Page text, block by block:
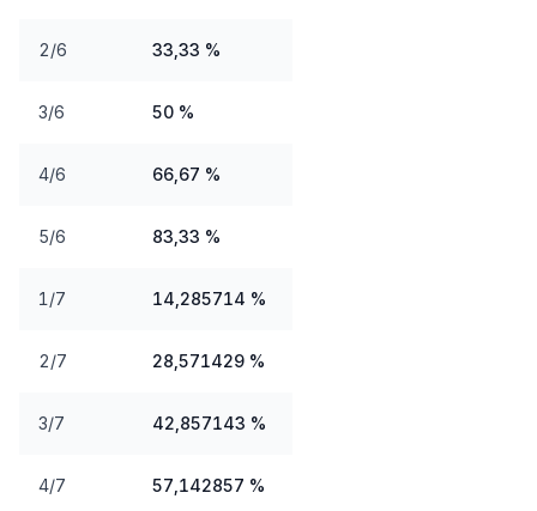
2/6 33,33 %
3/6 50 %
4/6 66,67 %
5/6 83,33 %
1/7 14,285714 %
2/7 28,571429 %
3/7 42,857143 %
4/7 57,142857 %